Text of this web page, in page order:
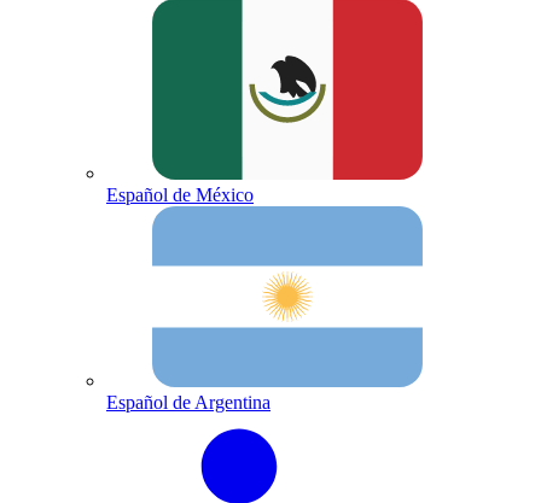
Español de México
Español de Argentina